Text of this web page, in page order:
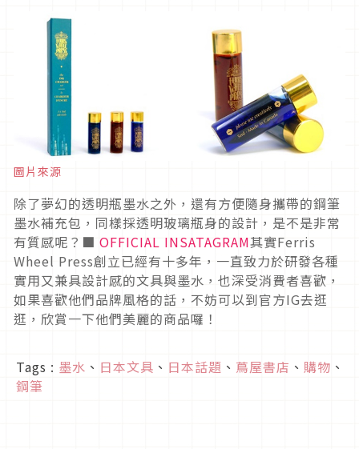
圖片來源
除了夢幻的透明瓶墨水之外，還有方便隨身攜帶的鋼筆
墨水補充包，同樣採透明玻璃瓶身的設計，是不是非常
有質感呢？■ OFFICIAL INSATAGRAM其實Ferris
Wheel Press創立已經有十多年，一直致力於研發各種
實用又兼具設計感的文具與墨水，也深受消費者喜歡，
如果喜歡他們品牌風格的話，不妨可以到官方IG去逛
逛，欣賞一下他們美麗的商品囉！
Tags : 墨水 、 日本文具 、 日本話題 、 蔦屋書店 、 購物 、
鋼筆